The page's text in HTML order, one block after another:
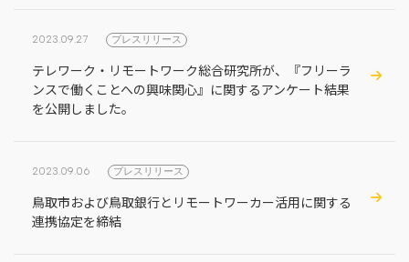
2023.09.27 プレスリリース
テレワーク・リモートワーク総合研究所が、『フリーラ
ンスで働くことへの興味関心』に関するアンケート結果
を公開しました。
2023.09.06 プレスリリース
鳥取市および鳥取銀行とリモートワーカー活用に関する
連携協定を締結